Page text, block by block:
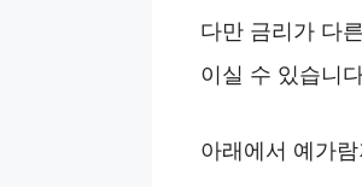
다만 금리가 다
이실 수 있습니
아래에서 예가